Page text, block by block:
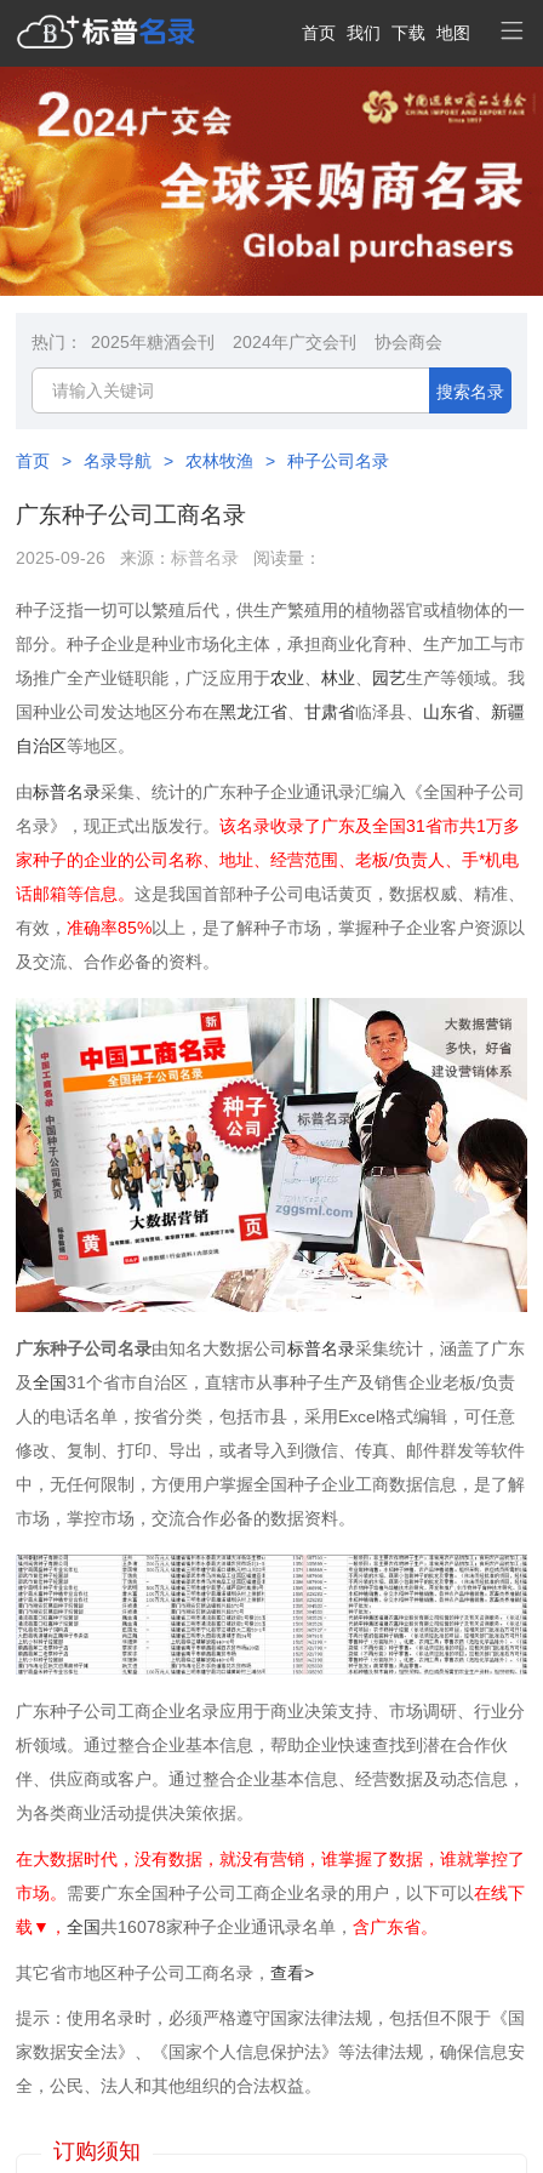
首页 我们 下载 地图
热门： 2025年糖酒会刊 2024年广交会刊 协会商会
搜索名录
首页 > 名录导航 > 农林牧渔 > 种子公司名录
广东种子公司工商名录
2025-09-26 来源：标普名录 阅读量：
种子泛指一切可以繁殖后代，供生产繁殖用的植物器官或植物体的一
部分。种子企业是种业市场化主体，承担商业化育种、生产加工与市
场推广全产业链职能，广泛应用于农业、林业、 园艺生产等领域。我
国种业公司发达地区分布在黑龙江省、甘肃省临泽县、 山东省、 新疆
自治区等地区。
由标普名录采集、统计的广东种子企业通讯录汇编入《全国种子公司
名录》，现正式出版发行。该名录收录了广东及全国31省市共1万多
家种子的企业的公司名称、地址、经营范围、老板/负责人、手*机电
话邮箱等信息。这是我国首部种子公司电话黄页，数据权威、精准、
有效，准确率85%以上，是了解种子市场，掌握种子企业客户资源以
及交流、合作必备的资料。
广东种子公司名录由知名大数据公司标普名录采集统计，涵盖了广东
及全国31个省市自治区，直辖市从事种子生产及销售企业老板/负责
人的电话名单，按省分类，包括市县，采用Excel格式编辑，可任意
修改、复制、打印、导出，或者导入到微信、传真、邮件群发等软件
中，无任何限制，方便用户掌握全国种子企业工商数据信息，是了解
市场，掌控市场，交流合作必备的数据资料。
广东种子公司工商企业名录应用于商业决策支持、市场调研、行业分
析领域。通过整合企业基本信息，帮助企业快速查找到潜在合作伙
伴、供应商或客户。通过整合企业基本信息、经营数据及动态信息，
为各类商业活动提供决策依据。
在大数据时代，没有数据，就没有营销，谁掌握了数据，谁就掌控了
市场。 需要广东全国种子公司工商企业名录的用户，以下可以在线下
载▼，全国共16078家种子企业通讯录名单，含广东省。
其它省市地区种子公司工商名录，查看>
提示：使用名录时，必须严格遵守国家法律法规，包括但不限于《国
家数据安全法》、《国家个人信息保护法》等‌法律法规，确保信息安
全，公民、法人和其他组织的合法权益。
订购须知